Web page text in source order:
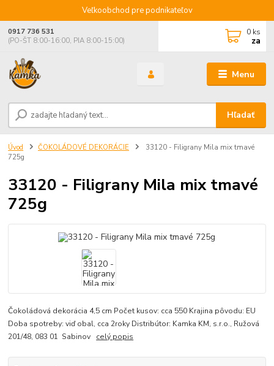
Veľkoobchod pre podnikateľov
Menu
Hľadať
0917 736 531
(PO-ŠT 8:00-16:00, PIA 8:00-15:00)
0 ks
za
Úvod ČOKOLÁDOVÉ DEKORÁCIE
33120 - Filigrany Mila mix tmavé
725g
33120 - Filigrany Mila mix tmavé
725g
Čokoládová dekorácia 4,5 cm Počet kusov: cca 550 Krajina pôvodu: EU
Doba spotreby: viď obal, cca 2roky Distribútor: Kamka KM, s.r.o., Ružová
201/48, 083 01 Sabinov celý popis